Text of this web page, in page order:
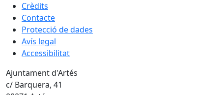
Crèdits
Contacte
Protecció de dades
Avís legal
Accessibilitat
Ajuntament d'Artés
c/ Barquera, 41